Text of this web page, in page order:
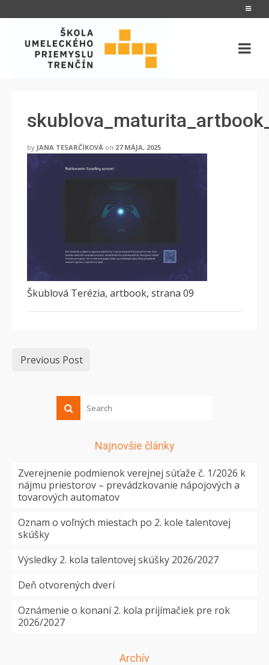
by JANA TESARČÍKOVÁ on 27 MÁJA, 2025
Škublová Terézia, artbook, strana 09
Previous Post
Najnovšie články
Zverejnenie podmienok verejnej súťaže č. 1/2026 k
nájmu priestorov – prevádzkovanie nápojových a
tovarových automatov
Oznam o voľných miestach po 2. kole talentovej
skúšky
Výsledky 2. kola talentovej skúšky 2026/2027
Deň otvorených dverí
Oznámenie o konaní 2. kola prijímačiek pre rok
2026/2027
Archív